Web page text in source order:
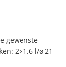
gewenste
2×1.6 l/ø 21